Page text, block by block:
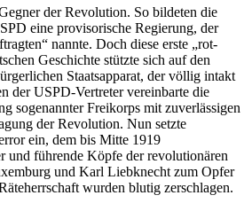
der Revolution. So bildeten die
eine provisorische Regierung, der
nannte. Doch diese erste „rot-
Geschichte stützte sich auf den
Staatsapparat, der völlig intakt
der USPD-Vertreter vereinbarte die
sogenannter Freikorps mit zuverlässigen
der Revolution. Nun setzte
ein, dem bis Mitte 1919
und führende Köpfe der revolutionären
und Karl Liebknecht zum Opfer
wurden blutig zerschlagen.